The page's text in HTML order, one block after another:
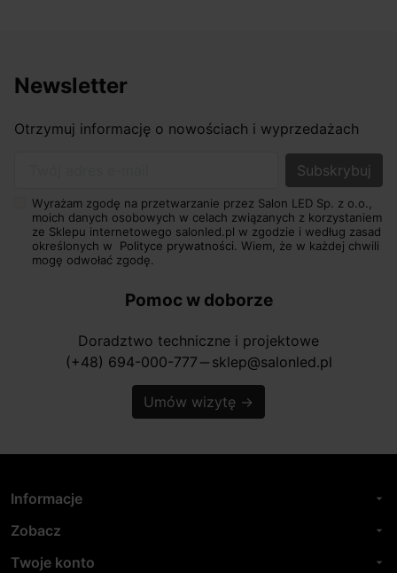
Newsletter
Otrzymuj informację o nowościach i wyprzedażach
Wyrażam zgodę na przetwarzanie przez Salon LED Sp. z o.o.,
moich danych osobowych w celach związanych z korzystaniem
ze Sklepu internetowego salonled.pl w zgodzie i według zasad
określonych w Polityce prywatności. Wiem, że w każdej chwili
mogę odwołać zgodę.
Pomoc w doborze
Doradztwo techniczne i projektowe
(+48) 694-000-777 horizontal_rule sklep@salonled.pl
Umów wizytę →
Informacje arrow_drop_down
Zobacz arrow_drop_down
Twoje konto arrow_drop_down